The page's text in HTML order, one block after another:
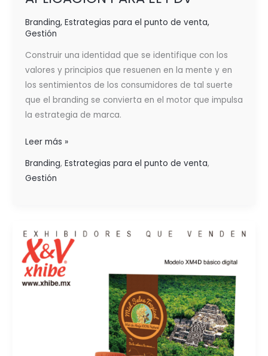
Branding, Estrategias para el punto de venta,
Gestión
Construir una identidad que se identifique con los
valores y principios que resuenen en la mente y en
los sentimientos de los consumidores de tal suerte
que el branding se convierta en el motor que impulsa
la estrategia de marca.
Leer más »
Branding, Estrategias para el punto de venta,
Gestión
MEJORA
LA
IMAGEN
DE
MARCA